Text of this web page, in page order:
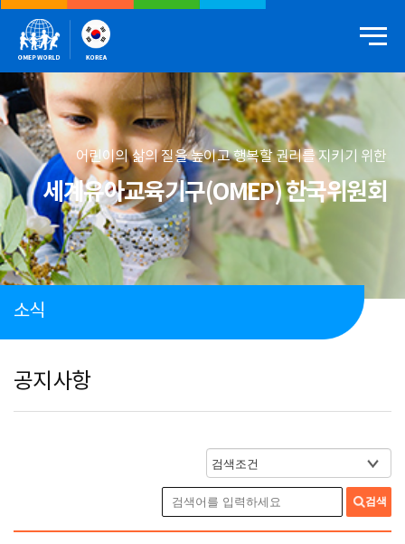
어린이의 삶의 질을 높이고 행복할 권리를 지키기 위한
세계유아교육기구(OMEP) 한국위원회
소식
공지사항
검색